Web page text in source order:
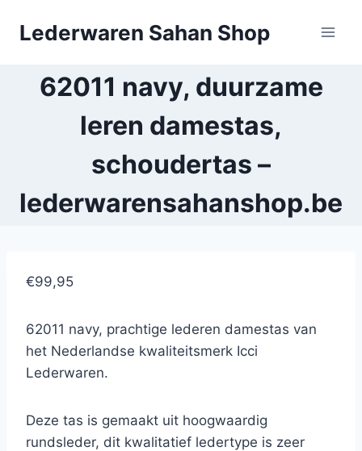
Lederwaren Sahan Shop
62011 navy, duurzame
leren damestas,
schoudertas –
lederwarensahanshop.be
€99,95
62011 navy, prachtige lederen damestas van
het Nederlandse kwaliteitsmerk Icci
Lederwaren.
Deze tas is gemaakt uit hoogwaardig
rundsleder, dit kwalitatief ledertype is zeer